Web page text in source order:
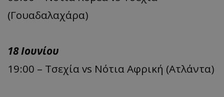
(Γουαδαλαχάρα)
18 Ιουνίου
19:00 – Τσεχία vs Νότια Αφρική (Ατλάντα)